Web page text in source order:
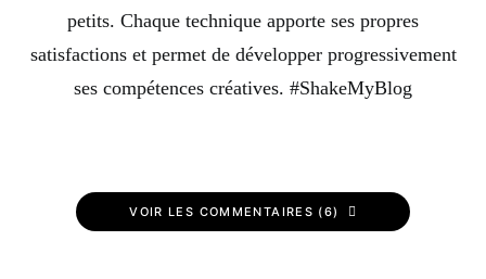
petits. Chaque technique apporte ses propres
satisfactions et permet de développer progressivement
ses compétences créatives. #ShakeMyBlog
VOIR LES COMMENTAIRES (6)